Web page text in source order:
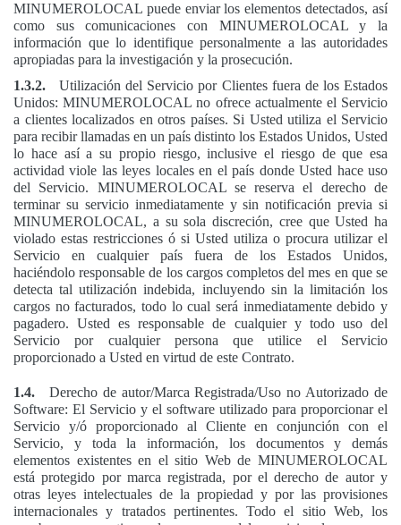
MINUMEROLOCAL puede enviar los elementos detectados, así
como sus comunicaciones con MINUMEROLOCAL y la
información que lo identifique personalmente a las autoridades
apropiadas para la investigación y la prosecución.
1.3.2.
Utilización del Servicio por Clientes fuera de los Estados
Unidos: MINUMEROLOCAL no ofrece actualmente el Servicio
a clientes localizados en otros países. Si Usted utiliza el Servicio
para recibir llamadas en un país distinto los Estados Unidos, Usted
lo hace así a su propio riesgo, inclusive el riesgo de que esa
actividad viole las leyes locales en el país donde Usted hace uso
del Servicio. MINUMEROLOCAL se reserva el derecho de
terminar su servicio inmediatamente y sin notificación previa si
MINUMEROLOCAL, a su sola discreción, cree que Usted ha
violado estas restricciones ó si Usted utiliza o procura utilizar el
Servicio en cualquier país fuera de los Estados Unidos,
haciéndolo responsable de los cargos completos del mes en que se
detecta tal utilización indebida, incluyendo sin la limitación los
cargos no facturados, todo lo cual será inmediatamente debido y
pagadero. Usted es responsable de cualquier y todo uso del
Servicio por cualquier persona que utilice el Servicio
proporcionado a Usted en virtud de este Contrato.
1.4.
Derecho de autor/Marca Registrada/Uso no Autorizado de
Software: El Servicio y el software utilizado para proporcionar el
Servicio y/ó proporcionado al Cliente en conjunción con el
Servicio, y toda la información, los documentos y demás
elementos existentes en el sitio Web de MINUMEROLOCAL
está protegido por marca registrada, por el derecho de autor y
otras leyes intelectuales de la propiedad y por las provisiones
internacionales y tratados pertinentes. Todo el sitio Web, los